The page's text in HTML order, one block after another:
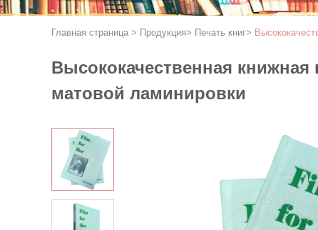
Главная страница > Продукция> Печать книг>
Высококачественная
матовой ламинировки